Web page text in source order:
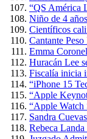
“QS América
Niño de 4
Científicos
Cantante
Emma
Huracán Lee
Fiscalía inicia
“iPhone 15
“Apple
“Apple Watch
Sandra
Rebeca